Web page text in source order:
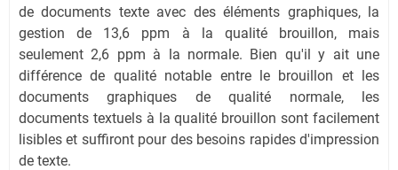
de documents texte avec des éléments graphiques, la
gestion de 13,6 ppm à la qualité brouillon, mais
seulement 2,6 ppm à la normale. Bien qu'il y ait une
différence de qualité notable entre le brouillon et les
documents graphiques de qualité normale, les
documents textuels à la qualité brouillon sont facilement
lisibles et suffiront pour des besoins rapides d'impression
de texte.